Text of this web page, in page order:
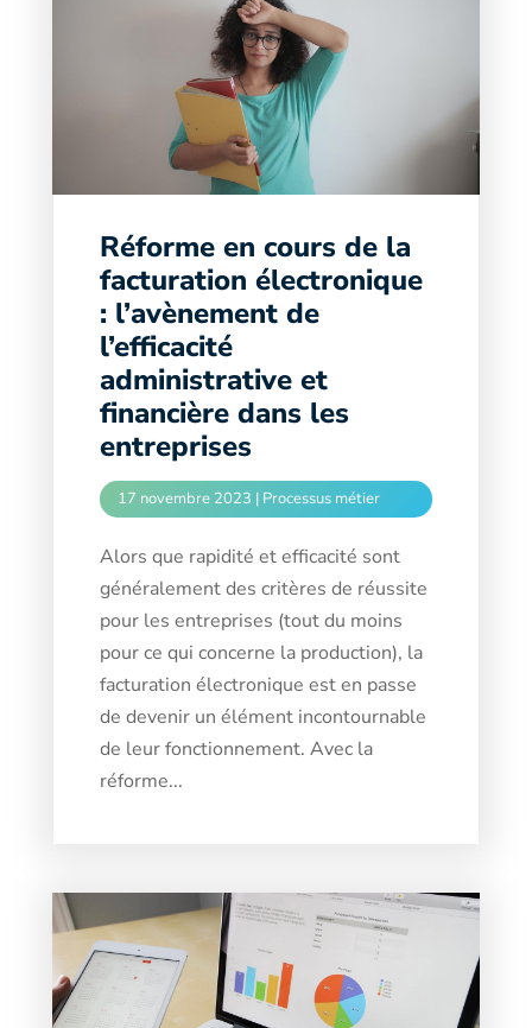
Réforme en cours de la
facturation électronique
: l’avènement de
l’efficacité
administrative et
financière dans les
entreprises
17 novembre 2023 | Processus métier
Alors que rapidité et efficacité sont
généralement des critères de réussite
pour les entreprises (tout du moins
pour ce qui concerne la production), la
facturation électronique est en passe
de devenir un élément incontournable
de leur fonctionnement. Avec la
réforme...